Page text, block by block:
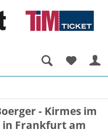
- Kirmes im
in Frankfurt am